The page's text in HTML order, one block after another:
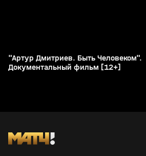
"Артур Дмитриев. Быть Человеком".
Документальный фильм [12+]